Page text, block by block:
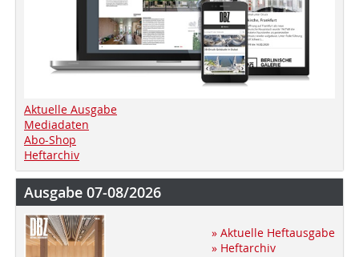
Aktuelle Ausgabe
Mediadaten
Abo-Shop
Heftarchiv
Ausgabe 07-08/2026
» Aktuelle Heftausgabe
» Heftarchiv